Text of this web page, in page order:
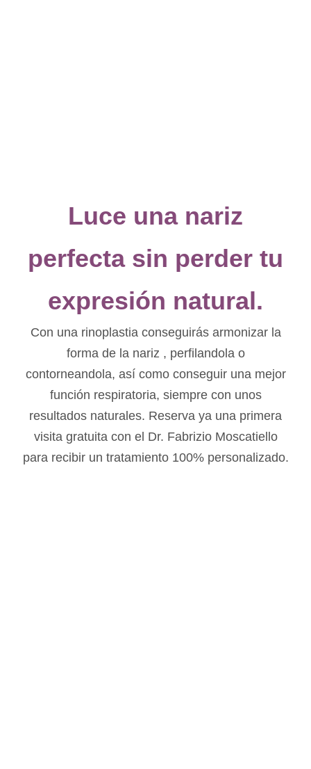
Luce una nariz
perfecta sin perder tu
expresión natural.
Con una rinoplastia conseguirás armonizar la
forma de la nariz , perfilandola o
contorneandola, así como conseguir una mejor
función respiratoria, siempre con unos
resultados naturales. Reserva ya una primera
visita gratuita con el Dr. Fabrizio Moscatiello
para recibir un tratamiento 100% personalizado.